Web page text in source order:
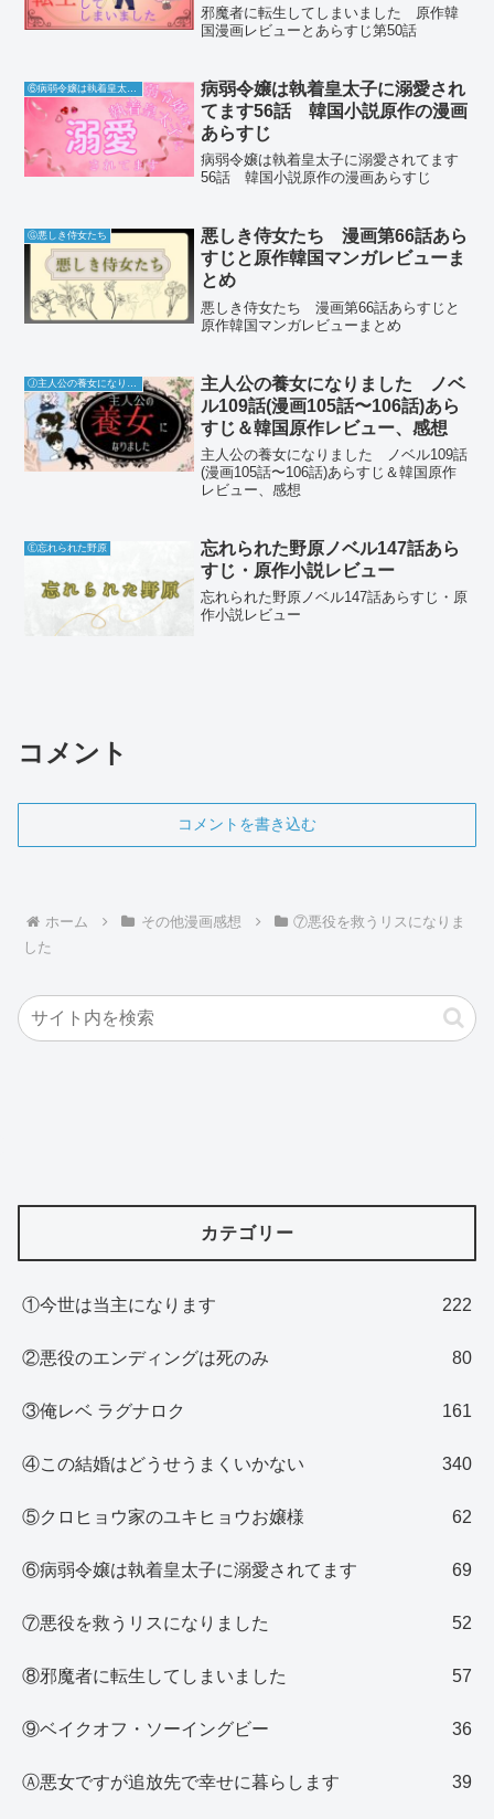
邪魔者に転生してしまいました 原作韓
国漫画レビューとあらすじ第50話
病弱令嬢は執着皇太子に溺愛され
てます56話 韓国小説原作の漫画
あらすじ
病弱令嬢は執着皇太子に溺愛されてます
56話 韓国小説原作の漫画あらすじ
Ⓖ悪しき侍女たち
悪しき侍女たち 漫画第66話あら
すじと原作韓国マンガレビューま
とめ
悪しき侍女たち 漫画第66話あらすじと
原作韓国マンガレビューまとめ
主人公の養女になりました ノベ
ル109話(漫画105話〜106話)あら
すじ＆韓国原作レビュー、感想
主人公の養女になりました ノベル109話
(漫画105話〜106話)あらすじ＆韓国原作
レビュー、感想
Ⓔ忘れられた野原
忘れられた野原ノベル147話あら
すじ・原作小説レビュー
忘れられた野原ノベル147話あらすじ・原
作小説レビュー
コメント
コメントを書き込む
ホーム その他漫画感想
⑦悪役を救うリスになりま
した
カテゴリー
①今世は当主になります 222
②悪役のエンディングは死のみ 80
③俺レベ ラグナロク 161
④この結婚はどうせうまくいかない 340
⑤クロヒョウ家のユキヒョウお嬢様 62
⑥病弱令嬢は執着皇太子に溺愛されてます 69
⑦悪役を救うリスになりました 52
⑧邪魔者に転生してしまいました 57
⑨ベイクオフ・ソーイングビー 36
Ⓐ悪女ですが追放先で幸せに暮らします 39